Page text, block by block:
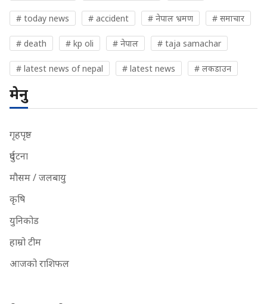
# today news # accident # नेपाल भ्रमण # समाचार
# death # kp oli # नेपाल # taja samachar
# latest news of nepal # latest news # लकडाउन
मेनु
गृहपृष्ठ
दुर्घटना
मौसम / जलबायु
कृषि
युनिकोड
हाम्रो टीम
आजको राशिफल